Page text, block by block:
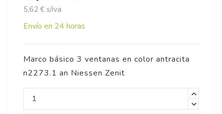
5,62 € s/iva
Envío en 24 horas
Marco básico 3 ventanas en color antracita
n2273.1 an Niessen Zenit